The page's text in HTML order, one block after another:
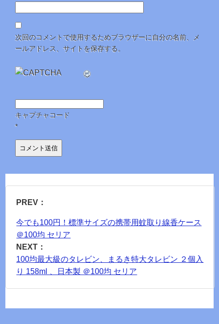
次回のコメントで使用するためブラウザーに自分の名前、メ
ールアドレス、サイトを保存する。
キャプチャコード
*
PREV：
今でも100円！標準サイズの携帯用蚊取り線香ケース
＠100均 セリア
NEXT：
100均最大級のタレビン、まるき特大タレビン ２個入
り 158ml 、日本製 ＠100均 セリア